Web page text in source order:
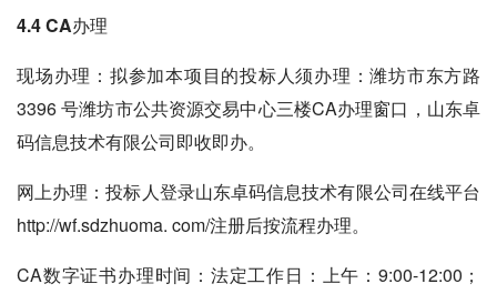
4.4 CA办理
现场办理：拟参加本项目的投标人须办理：潍坊市东方路
3396 号潍坊市公共资源交易中心三楼CA办理窗口，山东卓
码信息技术有限公司即收即办。
网上办理：投标人登录山东卓码信息技术有限公司在线平台
http://wf.sdzhuoma. com/注册后按流程办理。
CA数字证书办理时间：法定工作日：上午：9:00-12:00；